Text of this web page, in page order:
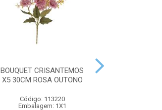
BOUQUET CRISANTEMOS
X5 30CM ROSA OUTONO
Código: 113220
Embalagem: 1X1